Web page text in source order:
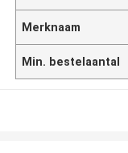
Merknaam
Min. bestelaantal